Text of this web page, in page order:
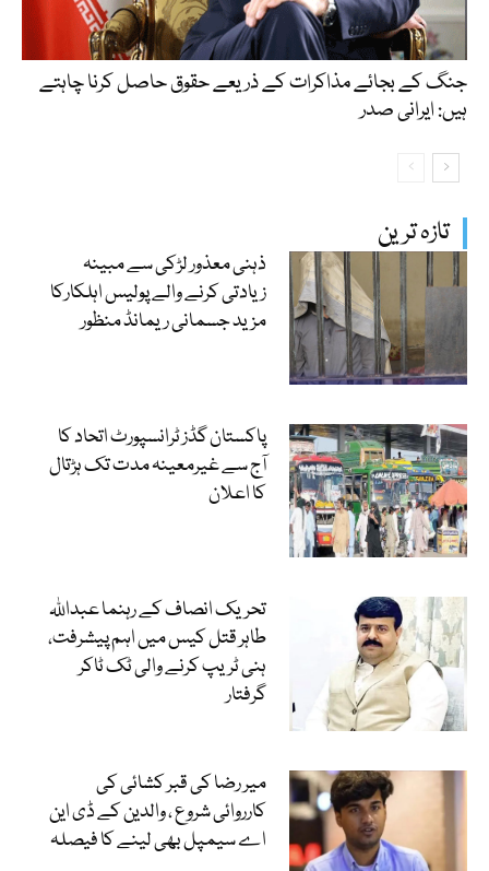
تازہ ترین
ذہنی معذور لڑکی سے مبینہ
زیادتی کرنے والے پولیس اہلکارکا
مزید جسمانی ریمانڈ منظور
پاکستان گڈز ٹرانسپورٹ اتحاد کا
آج سے غیرمعینہ مدت تک ہڑتال
کا اعلان
تحریک انصاف کے رہنما عبداللہ
طاہر قتل کیس میں اہم پیشرفت،
ہنی ٹریپ کرنے والی ٹک ٹاکر
گرفتار
میر رضا کی قبر کشائی کی
کارروائی شروع ، والدین کے ڈی این
اے سیمپل بھی لینے کا فیصلہ
جنگ کے بجائے مذاکرات کے ذریعے حقوق حاصل کرنا چاہتے
ہیں: ایرانی صدر